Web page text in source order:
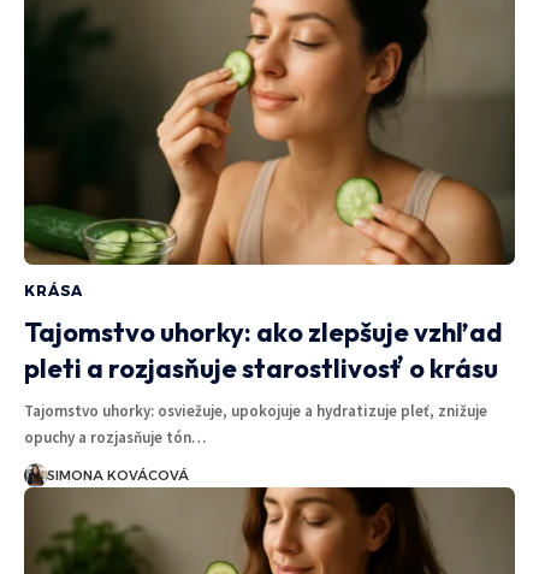
KRÁSA
Tajomstvo uhorky: ako zlepšuje vzhľad
pleti a rozjasňuje starostlivosť o krásu
Tajomstvo uhorky: osviežuje, upokojuje a hydratizuje pleť, znižuje
opuchy a rozjasňuje tón…
SIMONA KOVÁCOVÁ